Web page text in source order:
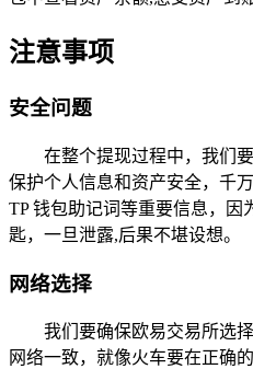
注意事项
安全问题
在整个提现过程中，我们
保护个人信息和资产安全，千
TP 钱包助记词等重要信息，因
匙，一旦泄露,后果不堪设想。
网络选择
我们要确保欧易交易所选
网络一致，就像火车要在正确